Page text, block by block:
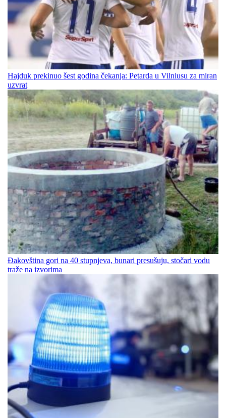
Hajduk prekinuo šest godina čekanja: Petarda u Vilniusu za miran
uzvrat
Đakovština gori na 40 stupnjeva, bunari presušuju, stočari vodu
traže na izvorima